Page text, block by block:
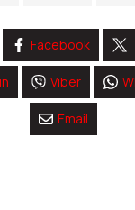
Facebook
Viber
Email